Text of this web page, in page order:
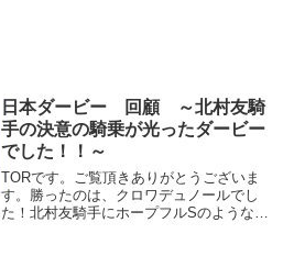
日本ダービー 回顧 ～北村友騎
手の決意の騎乗が光ったダービー
でした！！～
TORです。ご覧頂きありがとうございま
す。勝ったのは、クロワデュノールでし
た！北村友騎手にホープフルSのような涙